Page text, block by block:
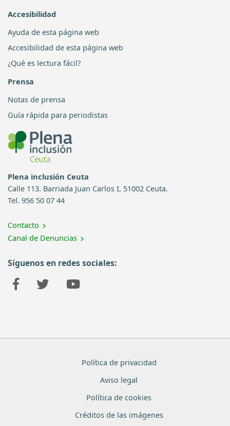
Accesibilidad
Ayuda de esta página web
Accesibilidad de esta página web
¿Qué es lectura fácil?
Prensa
Notas de prensa
Guía rápida para periodistas
Plena inclusión Ceuta
Calle 113. Barriada Juan Carlos I, 51002 Ceuta.
Tel. 956 50 07 44
Contacto
Canal de Denuncias
Síguenos en redes sociales:
Política de privacidad
Aviso legal
Política de cookies
Créditos de las imágenes